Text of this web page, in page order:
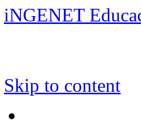
iNGENET
Skip to content